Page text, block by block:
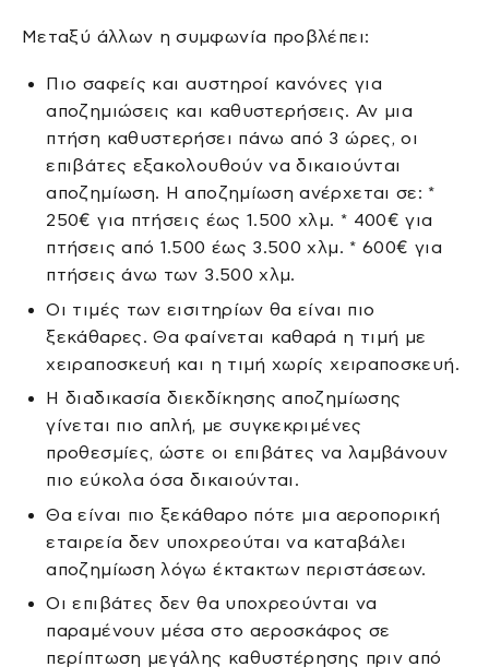
Μεταξύ άλλων η συμφωνία προβλέπει:
Πιο σαφείς και αυστηροί κανόνες για
αποζημιώσεις και καθυστερήσεις. Αν μια
πτήση καθυστερήσει πάνω από 3 ώρες, οι
επιβάτες εξακολουθούν να δικαιούνται
αποζημίωση. Η αποζημίωση ανέρχεται σε: *
250€ για πτήσεις έως 1.500 χλμ. * 400€ για
πτήσεις από 1.500 έως 3.500 χλμ. * 600€ για
πτήσεις άνω των 3.500 χλμ.
Οι τιμές των εισιτηρίων θα είναι πιο
ξεκάθαρες. Θα φαίνεται καθαρά η τιμή με
χειραποσκευή και η τιμή χωρίς χειραποσκευή.
Η διαδικασία διεκδίκησης αποζημίωσης
γίνεται πιο απλή, με συγκεκριμένες
προθεσμίες, ώστε οι επιβάτες να λαμβάνουν
πιο εύκολα όσα δικαιούνται.
Θα είναι πιο ξεκάθαρο πότε μια αεροπορική
εταιρεία δεν υποχρεούται να καταβάλει
αποζημίωση λόγω έκτακτων περιστάσεων.
Οι επιβάτες δεν θα υποχρεούνται να
παραμένουν μέσα στο αεροσκάφος σε
περίπτωση μεγάλης καθυστέρησης πριν από